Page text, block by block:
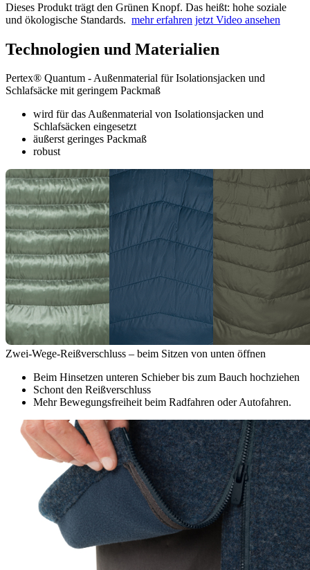
Dieses Produkt trägt den Grünen Knopf. Das heißt: hohe soziale
und ökologische Standards. mehr erfahren jetzt Video ansehen
Technologien und Materialien
Pertex® Quantum - Außenmaterial für Isolationsjacken und
Schlafsäcke mit geringem Packmaß
wird für das Außenmaterial von Isolationsjacken und
Schlafsäcken eingesetzt
äußerst geringes Packmaß
robust
Zwei-Wege-Reißverschluss – beim Sitzen von unten öffnen
Beim Hinsetzen unteren Schieber bis zum Bauch hochziehen
Schont den Reißverschluss
Mehr Bewegungsfreiheit beim Radfahren oder Autofahren.